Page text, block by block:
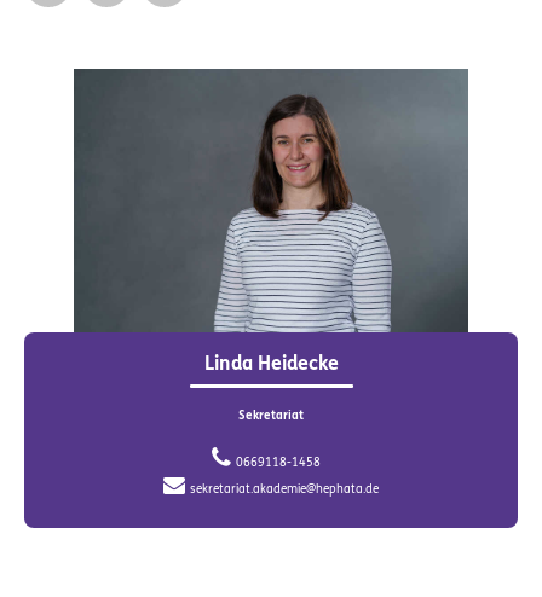
Linda Heidecke
Sekretariat
0669118-1458
sekretariat.akademie@hephata.de